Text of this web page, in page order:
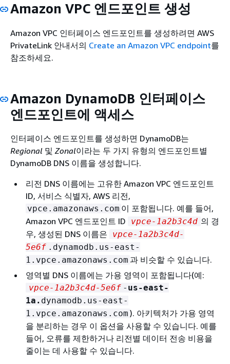
Amazon VPC 엔드포인트 생성
Amazon VPC 인터페이스 엔드포인트를 생성하려면 AWS
PrivateLink 안내서의 Create an Amazon VPC endpoint를
참조하세요.
Amazon DynamoDB 인터페이스
엔드포인트에 액세스
인터페이스 엔드포인트를 생성하면 DynamoDB는
Regional 및Zonal이라는 두 가지 유형의 엔드포인트별
DynamoDB DNS 이름을 생성합니다.
리전 DNS 이름에는 고유한 Amazon VPC 엔드포인트
ID, 서비스 식별자, AWS 리전,
vpce.amazonaws.com 이 포함됩니다. 예를 들어,
Amazon VPC 엔드포인트 ID
vpce-1a2b3c4d 의 경
우, 생성된 DNS 이름은
vpce-1a2b3c4d-
5e6f .dynamodb.us-east-
1.vpce.amazonaws.com 과 비슷할 수 있습니다.
영역별 DNS 이름에는 가용 영역이 포함됩니다(예:
vpce-1a2b3c4d-5e6f - us-east-
1a. dynamodb.us-east-
1.vpce.amazonaws.com ). 아키텍처가 가용 영역
을 분리하는 경우 이 옵션을 사용할 수 있습니다. 예를
들어, 오류를 제한하거나 리전별 데이터 전송 비용을
줄이는 데 사용할 수 있습니다.